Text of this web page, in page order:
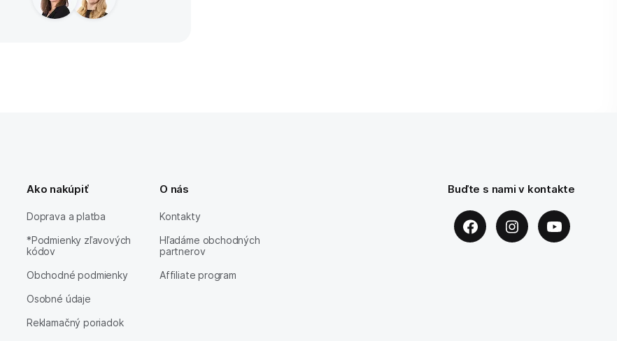
Buďte s nami v kontakte
Ako nakúpiť
Doprava a platba
*Podmienky zľavových
kódov
Obchodné podmienky
Osobné údaje
Reklamačný poriadok
O nás
Kontakty
Hľadáme obchodných
partnerov
Affiliate program